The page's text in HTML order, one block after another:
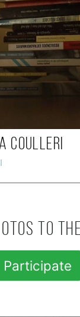
Coulleri
to
Participate